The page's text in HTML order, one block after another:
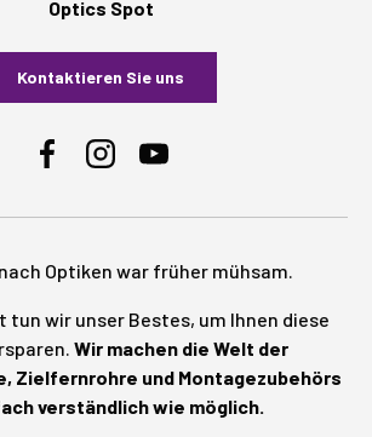
Optics Spot
Kontaktieren Sie uns
FacebookInstagramYouTube
Optiken war früher mühsam.
tun wir unser Bestes, um Ihnen diese
Wir machen die Welt der
Zielfernrohre und Montagezubehörs
verständlich wie möglich.